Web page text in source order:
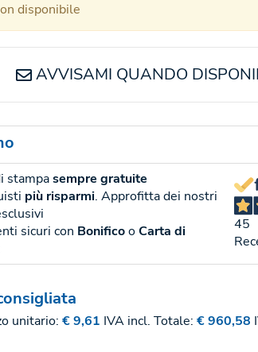
disponibile
AVVISAMI QUANDO
stampasempre gratuite
più risparmi. Approfitta dei nostri
sicuri con BonificooCarta di
45
unitario: € 9,61 IVA incl. Totale: € 960,58